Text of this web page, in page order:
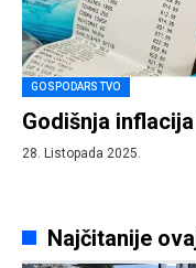
GOSPODARSTVO
Godišnja
28. Listopada 2025.
Najčitanije